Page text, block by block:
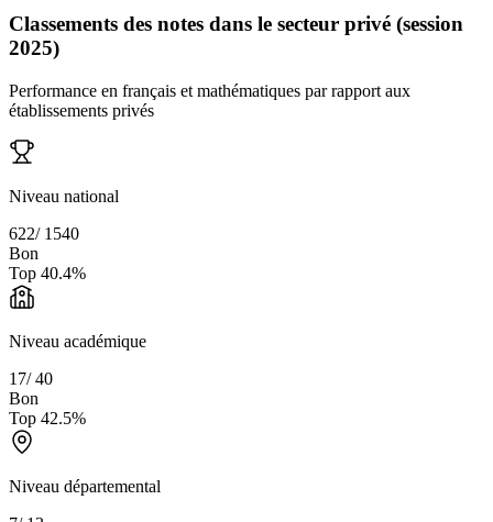
Classements des notes dans le secteur privé (session
2025)
Performance en français et mathématiques par rapport aux
établissements privés
Niveau national
622/ 1540
Bon
Top 40.4%
Niveau académique
17/40
Bon
Top 42.5%
Niveau départemental